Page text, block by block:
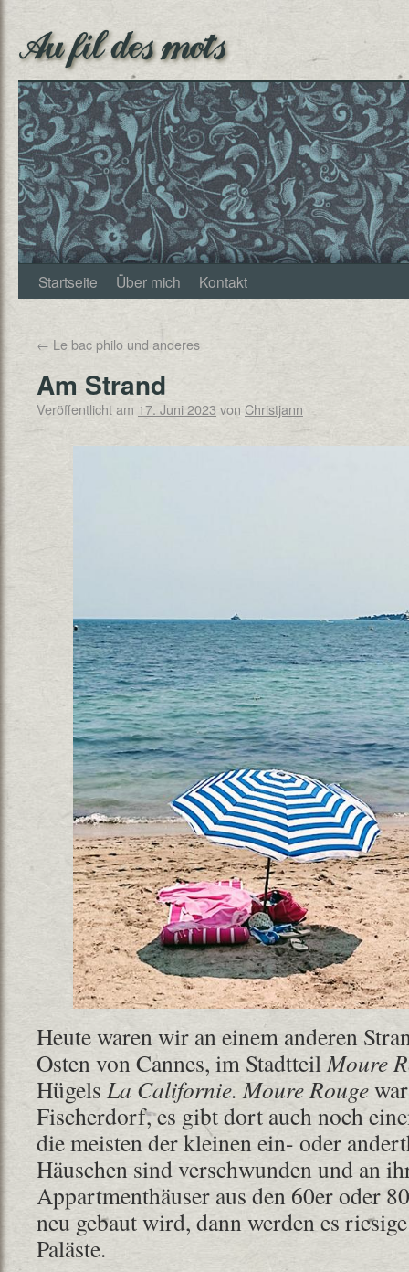
Au fil des mots
Startseite Über mich Kontakt
← Le bac philo und anderes
Am Strand
Veröffentlicht am 17. Juni 2023 von Christjann
Heute waren wir an einem anderen
Osten von Cannes, im StadtteilMoure
Hügels La Californie. Moure Rouge
Fischerdorf, es gibt dort auch noch
die meisten der kleinen ein- oder
Häuschen sind verschwunden und an
Appartmenthäuser aus den 60er oder
neu gebaut wird, dann werden es
Paläste.